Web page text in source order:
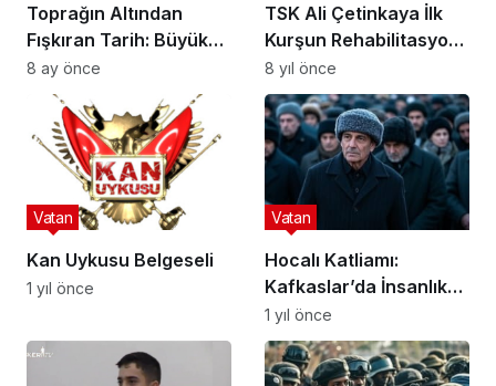
Toprağın Altından
Fışkıran Tarih: Büyük
Taarruz’un 100. Yılında
Savaşın Sessiz
Tanıkları Konuşuyor
8 ay önce
TSK Ali Çetinkaya İlk
Kurşun Rehabilitasyon
Merkezi Komutanlığı
(Arşiv)
8 yıl önce
Kan Uykusu Belgeseli
Vatan
1 yıl önce
Hocalı Katliamı:
Kafkaslar’da İnsanlık
Suçunun Kırmızı Hatları
Vatan
1 yıl önce